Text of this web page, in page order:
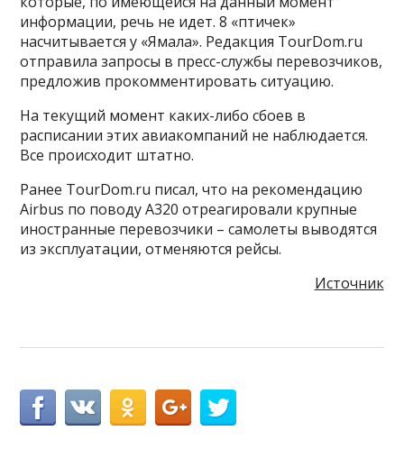
информации, речь не идет. 8 «птичек»
насчитывается у «Ямала». Редакция TourDom.ru
отправила запросы в пресс-службы перевозчиков,
предложив прокомментировать ситуацию.
На текущий момент каких-либо сбоев в
расписании этих авиакомпаний не наблюдается.
Все происходит штатно.
Ранее TourDom.ru писал, что на рекомендацию
Airbus по поводу A320 отреагировали крупные
иностранные перевозчики – самолеты выводятся
из эксплуатации, отменяются рейсы.
Источник